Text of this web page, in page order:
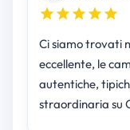
Ci siamo trovati
eccellente, le
autentiche,
straordinaria su